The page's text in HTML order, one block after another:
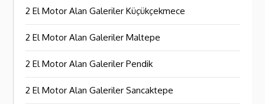
2 El Motor Alan Galeriler Küçükçekmece
2 El Motor Alan Galeriler Maltepe
2 El Motor Alan Galeriler Pendik
2 El Motor Alan Galeriler Sancaktepe